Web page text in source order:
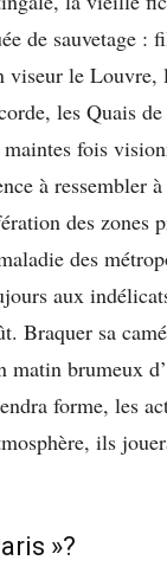
de sauvetage
viseur le Louvre,
les Quais
fois
à ressembler
des zones
des
aux
Braquer sa
matin brumeux
forme, les
ils
»?